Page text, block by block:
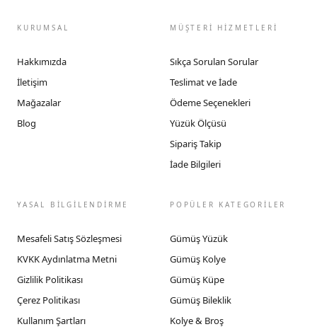
KURUMSAL
Hakkımızda
İletişim
Mağazalar
Blog
MÜŞTERİ HİZMETLERİ
Sıkça Sorulan Sorular
Teslimat ve İade
Ödeme Seçenekleri
Yüzük Ölçüsü
Sipariş Takip
İade Bilgileri
YASAL BİLGİLENDİRME
Mesafeli Satış Sözleşmesi
KVKK Aydınlatma Metni
Gizlilik Politikası
Çerez Politikası
Kullanım Şartları
POPÜLER KATEGORİLER
Gümüş Yüzük
Gümüş Kolye
Gümüş Küpe
Gümüş Bileklik
Kolye & Broş